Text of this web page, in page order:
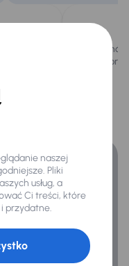
silnik
lepszą
niż v banku.
naszej
Pliki
usług, a
Ci treści, które
przydatne.